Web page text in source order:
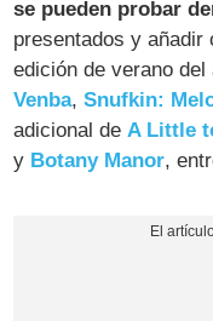
se pueden probar
presentados y
edición de verano
Venba,Snufkin:
adicional de A Little
y Botany Manor,